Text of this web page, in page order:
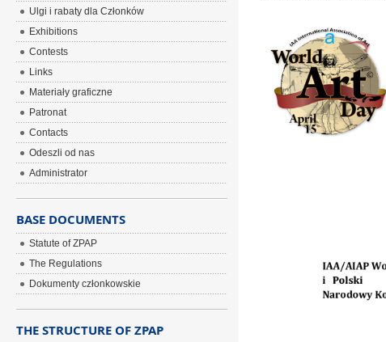
Ulgi i rabaty dla Członków
Exhibitions
Contests
Links
Materiały graficzne
Patronat
Contacts
Odeszli od nas
Administrator
BASE DOCUMENTS
Statute of ZPAP
The Regulations
Dokumenty członkowskie
THE STRUCTURE OF ZPAP